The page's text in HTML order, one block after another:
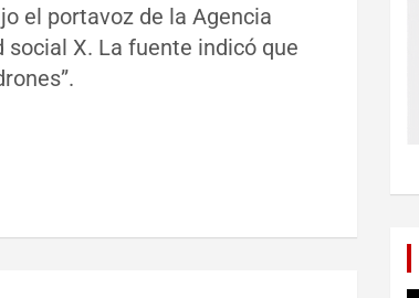
el portavoz de la Agencia
social X. La fuente indicó que